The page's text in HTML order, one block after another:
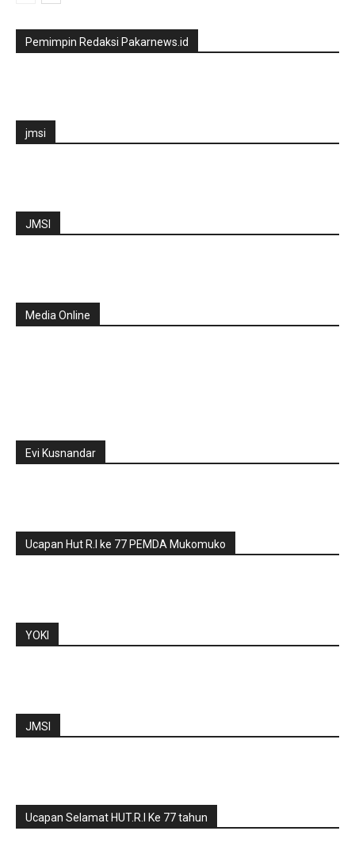
Pemimpin Redaksi Pakarnews.id
jmsi
JMSI
Media Online
Evi Kusnandar
Ucapan Hut R.I ke 77 PEMDA Mukomuko
YOKI
JMSI
Ucapan Selamat HUT.R.I Ke 77 tahun